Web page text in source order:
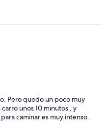
Pero quedo un poco muy
unos 10 minutos , y
caminar es muy intenso .